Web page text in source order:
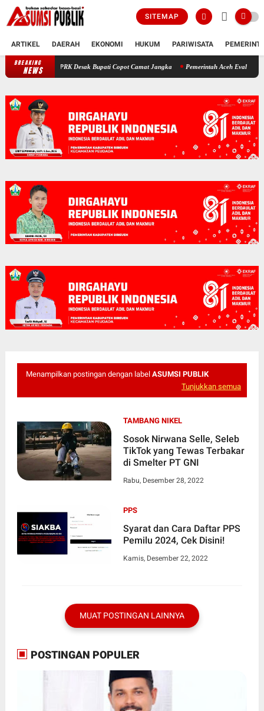
SITEMAP
ARTIKEL DAERAH EKONOMI HUKUM PARIWISATA
BREAKING
NEWS
Pimpinan DPRK Desak Bupati Copot Camat Jangka Pemerintah Aceh Evaluasi
Menampilkan postingan dengan label ASUMSI PUBLIK
Tunjukkan semua
TAMBANG NIKEL
Sosok Nirwana Selle, Seleb
TikTok yang Tewas Terbakar
di Smelter PT GNI
Rabu, Desember 28, 2022
PPS
Syarat dan Cara Daftar PPS
Pemilu 2024, Cek Disini!
Kamis, Desember 22, 2022
MUAT POSTINGAN LAINNYA
POSTINGAN POPULER